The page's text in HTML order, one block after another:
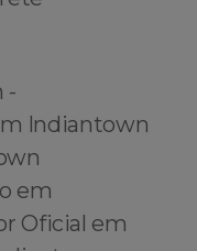
Translation in Indiantown - Immigration Certified Translation in Indiantown - Information About Translating Brazilian Documents for USCIS in Indiantown - USCIS Translat